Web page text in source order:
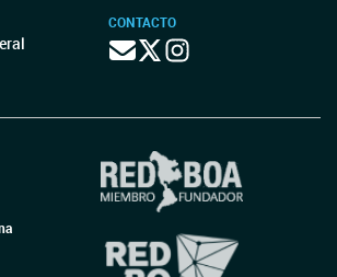
CONTACTO